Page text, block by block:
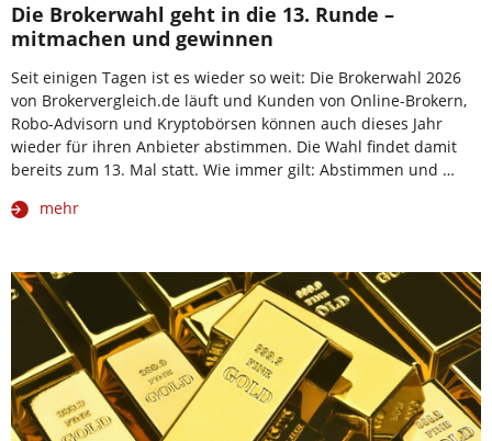
Die Brokerwahl geht in die 13. Runde –
mitmachen und gewinnen
Seit einigen Tagen ist es wieder so weit: Die Brokerwahl 2026
von Brokervergleich.de läuft und Kunden von Online-Brokern,
Robo-Advisorn und Kryptobörsen können auch dieses Jahr
wieder für ihren Anbieter abstimmen. Die Wahl findet damit
bereits zum 13. Mal statt. Wie immer gilt: Abstimmen und …
mehr